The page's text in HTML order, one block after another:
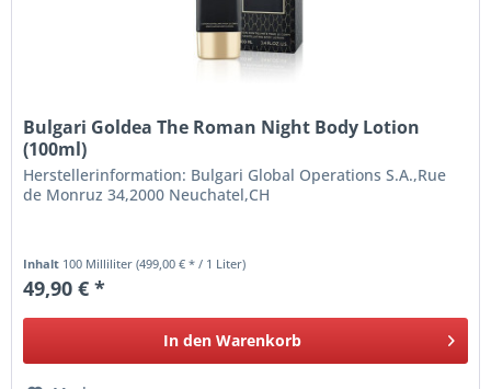
Bulgari Goldea The Roman Night Body Lotion
(100ml)
Herstellerinformation: Bulgari Global Operations S.A.,Rue
de Monruz 34,2000 Neuchatel,CH
Inhalt 100 Milliliter(499,00 € * / 1 Liter)
49,90 € *
In den Warenkorb